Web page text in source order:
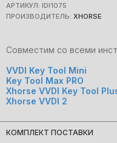
Cовместим со всеми
VVDI Key Tool Mini
Key Tool Max PRO
Xhorse VVDI Key Tool
Xhorse VVDI 2
КОМПЛЕКТ ПОСТАВКИ
АРТИКУЛ: IDI1075
ПРОИЗВОДИТЕЛЬ: XHORSE